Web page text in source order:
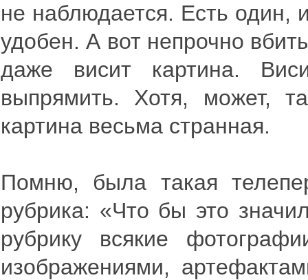
не наблюдается. Есть один,
удобен. А вот непрочно
даже висит картина.
выпрямить. Хотя, может,
картина весьма странная.
Помню, была такая
рубрика: «Что бы это
рубрику всякие
изображениями,